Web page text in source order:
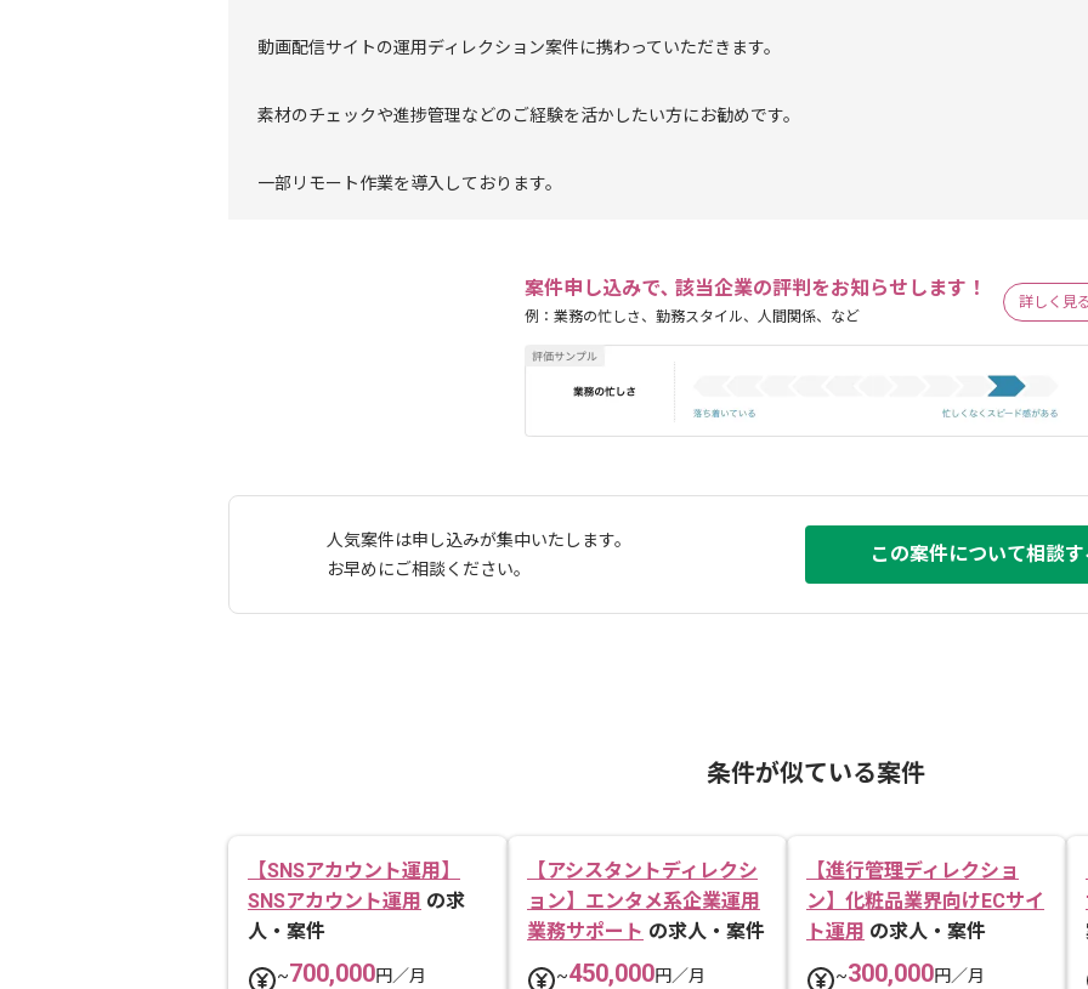
動画配信サイトの運用ディレクション案件に携わっていただきます。
素材のチェックや進捗管理などのご経験を活かしたい方にお勧めです。
一部リモート作業を導入しております。
案件申し込みで､ 該当企業の評判をお知らせします！
例：業務の忙しさ、勤務スタイル、人間関係、など
詳しく見
人気案件は申し込みが集中いたします。
お早めにご相談ください。
この案件について相談
条件が似ている案件
【SNSアカウント運用】
SNSアカウント運用 の求
人・案件
~700,000円／月
【アシスタントディレクシ
ョン】エンタメ系企業運用
業務サポート の求人・案件
~450,000円／月
【進行管理ディレクショ
ン】化粧品業界向けECサイ
ト運用 の求人・案件
~300,000円／月